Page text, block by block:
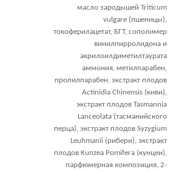
масло зародышей Triticum
vulgare (пшеницы),
токоферилацетат, БГТ, сополимер
винилпирролидона и
акрилоилдиметилтаурата
аммония, метилпарабен,
пропилпарабен, экстракт плодов
Actinidia Chinensis (киви),
экстракт плодов Tasmannia
Lanceolata (тасманийского
перца), экстракт плодов Syzygium
Leuhmanii (рибери), экстракт
плодов Kunzea Pomifera (кунцеи),
парфюмерная композиция, 2-